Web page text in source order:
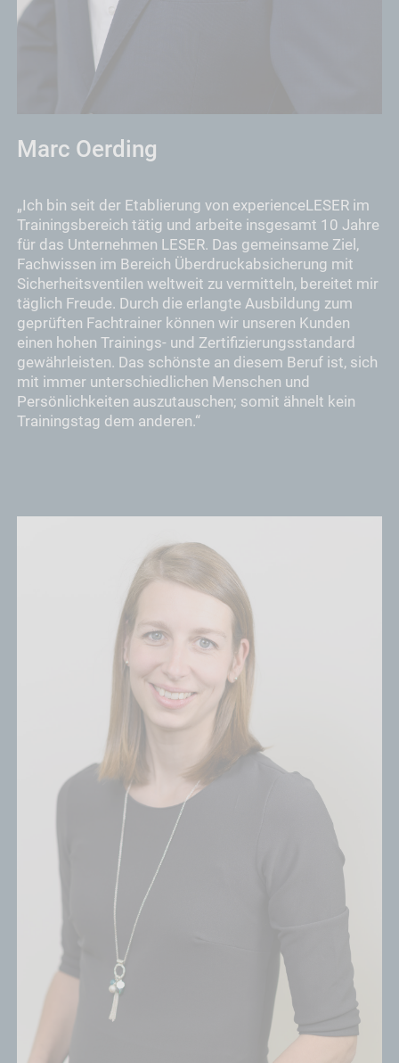
Marc Oerding
„Ich bin seit der Etablierung von experienceLESER im
Trainingsbereich tätig und arbeite insgesamt 10 Jahre
für das Unternehmen LESER. Das gemeinsame Ziel,
Fachwissen im Bereich Überdruckabsicherung mit
Sicherheitsventilen weltweit zu vermitteln, bereitet mir
täglich Freude. Durch die erlangte Ausbildung zum
geprüften Fachtrainer können wir unseren Kunden
einen hohen Trainings- und Zertifizierungsstandard
gewährleisten. Das schönste an diesem Beruf ist, sich
mit immer unterschiedlichen Menschen und
Persönlichkeiten auszutauschen; somit ähnelt kein
Trainingstag dem anderen.“